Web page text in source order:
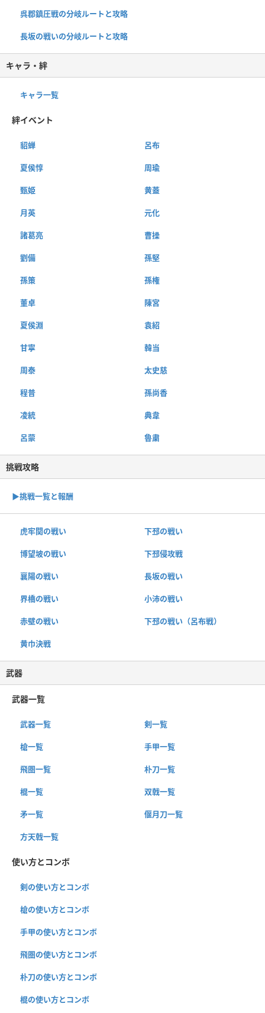
呉郡鎮圧戦の分岐ルートと攻略
長坂の戦いの分岐ルートと攻略
キャラ・絆
キャラ一覧
絆イベント
貂蝉 呂布
夏侯惇 周瑜
甄姫 黄蓋
月英 元化
諸葛亮 曹操
劉備 孫堅
孫策 孫権
董卓 陳宮
夏侯淵 袁紹
甘寧 韓当
周泰 太史慈
程普 孫尚香
凌統 典韋
呂蒙 魯粛
挑戦攻略
▶︎挑戦一覧と報酬
虎牢関の戦い 下邳の戦い
博望坡の戦い 下邳侵攻戦
襄陽の戦い 長坂の戦い
界橋の戦い 小沛の戦い
赤壁の戦い 下邳の戦い（呂布戦）
黄巾決戦
武器
武器一覧
武器一覧 剣一覧
槍一覧 手甲一覧
飛圏一覧 朴刀一覧
棍一覧 双戟一覧
矛一覧 偃月刀一覧
方天戟一覧
使い方とコンボ
剣の使い方とコンボ
槍の使い方とコンボ
手甲の使い方とコンボ
飛圏の使い方とコンボ
朴刀の使い方とコンボ
棍の使い方とコンボ